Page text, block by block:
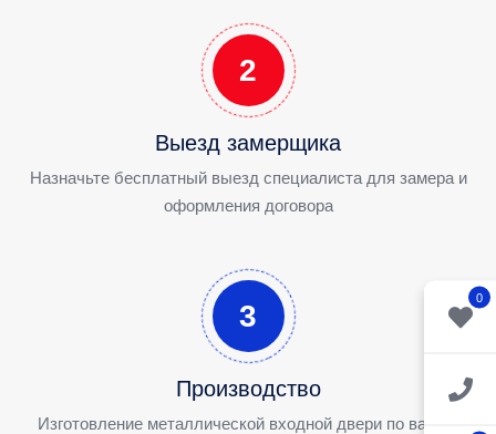
0
2
Выезд замерщика
Назначьте бесплатный выезд специалиста для замера и
оформления договора
3
Производство
Изготовление металлической входной двери по вашим